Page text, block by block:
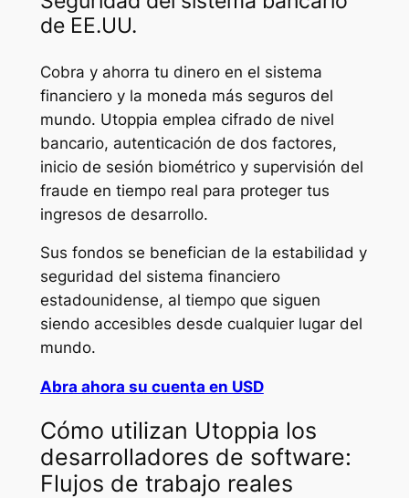
de EE.UU.
Cobra y ahorra tu dinero en el sistema
financiero y la moneda más seguros del
mundo. Utoppia emplea cifrado de nivel
bancario, autenticación de dos factores,
inicio de sesión biométrico y supervisión del
fraude en tiempo real para proteger tus
ingresos de desarrollo.
Sus fondos se benefician de la estabilidad y
seguridad del sistema financiero
estadounidense, al tiempo que siguen
siendo accesibles desde cualquier lugar del
mundo.
Abra ahora su cuenta en USD
Cómo utilizan Utoppia los
desarrolladores de software:
Flujos de trabajo reales